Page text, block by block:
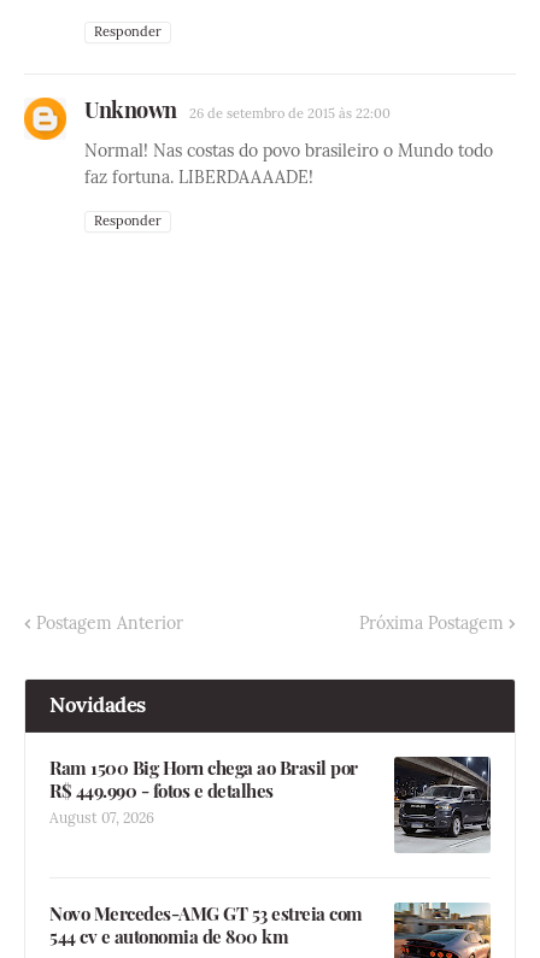
Responder
Unknown 26 de setembro de 2015 às 22:00
Normal! Nas costas do povo brasileiro o Mundo todo
faz fortuna. LIBERDAAAADE!
Responder
Postagem Anterior Próxima Postagem
Novidades
Ram 1500 Big Horn chega ao Brasil por
R$ 449.990 - fotos e detalhes
August 07, 2026
Novo Mercedes-AMG GT 53 estreia com
544 cv e autonomia de 800 km